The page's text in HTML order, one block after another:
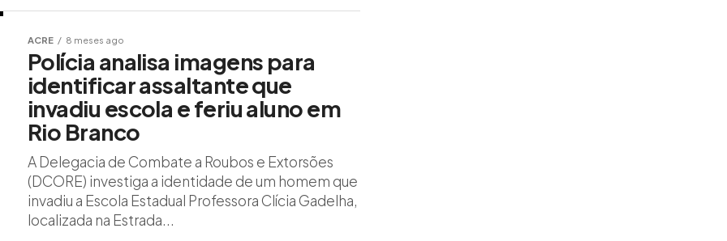
ACRE 8 meses ago
Polícia analisa imagens para
identificar assaltante que
invadiu escola e feriu aluno em
Rio Branco
A Delegacia de Combate a Roubos e Extorsões
(DCORE) investiga a identidade de um homem que
invadiu a Escola Estadual Professora Clícia Gadelha,
localizada na Estrada...